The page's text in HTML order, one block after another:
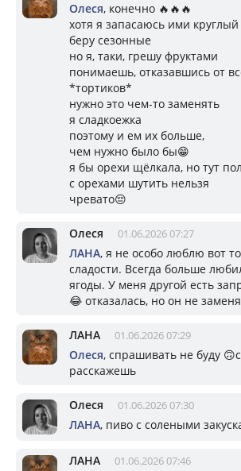
Олеся, конечно 🔥🔥🔥
хотя я запасаюсь ими круглый
беру сезонные
но я, таки, грешу фруктами
понимаешь, отказавшись от
*тортиков*
нужно это чем-то заменять
я сладкоежка
поэтому и ем их больше,
чем нужно было бы😁
я бы орехи щёлкала, но тут
с орехами шутить нельзя
чревато😔
Олеся 01.06.2026 07:27
ЛАНА, я не особо люблю вот
сладости. Всегда больше
ягоды. У меня другой есть
😂 отказалась, но он не
ЛАНА 01.06.2026 07:29
Олеся, спрашивать не буду
расскажешь
Олеся 01.06.2026 07:30
ЛАНА, пиво с солеными
ЛАНА 01.06.2026 07:46